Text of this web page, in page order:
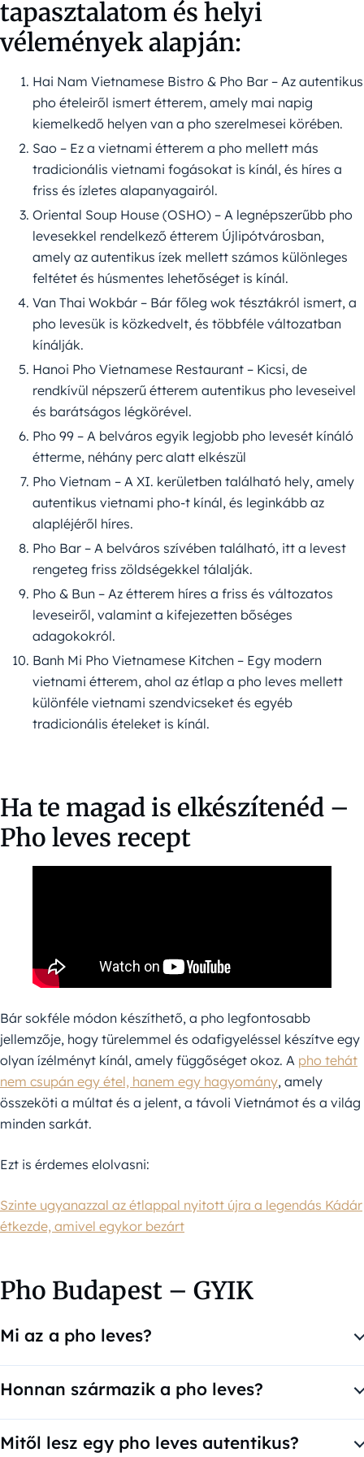
tapasztalatom és helyi
vélemények alapján:
Hai Nam Vietnamese Bistro & Pho Bar – Az autentikus
pho ételeiről ismert étterem, amely mai napig
kiemelkedő helyen van a pho szerelmesei körében.
Sao – Ez a vietnami étterem a pho mellett más
tradicionális vietnami fogásokat is kínál, és híres a
friss és ízletes alapanyagairól.
Oriental Soup House (OSHO) – A legnépszerűbb pho
levesekkel rendelkező étterem Újlipótvárosban,
amely az autentikus ízek mellett számos különleges
feltétet és húsmentes lehetőséget is kínál.
Van Thai Wokbár – Bár főleg wok tésztákról ismert, a
pho levesük is közkedvelt, és többféle változatban
kínálják.
Hanoi Pho Vietnamese Restaurant – Kicsi, de
rendkívül népszerű étterem autentikus pho leveseivel
és barátságos légkörével.
Pho 99 – A belváros egyik legjobb pho levesét kínáló
étterme, néhány perc alatt elkészül
Pho Vietnam – A XI. kerületben található hely, amely
autentikus vietnami pho-t kínál, és leginkább az
alapléjéről híres.
Pho Bar – A belváros szívében található, itt a levest
rengeteg friss zöldségekkel tálalják.
Pho & Bun – Az étterem híres a friss és változatos
leveseiről, valamint a kifejezetten bőséges
adagokokról.
Banh Mi Pho Vietnamese Kitchen – Egy modern
vietnami étterem, ahol az étlap a pho leves mellett
különféle vietnami szendvicseket és egyéb
tradicionális ételeket is kínál.
Ha te magad is elkészítenéd –
Pho leves recept
Bár sokféle módon készíthető, a pho legfontosabb
jellemzője, hogy türelemmel és odafigyeléssel készítve egy
olyan ízélményt kínál, amely függőséget okoz. A pho tehát
nem csupán egy étel, hanem egy hagyomány, amely
összeköti a múltat és a jelent, a távoli Vietnámot és a világ
minden sarkát.
Ezt is érdemes elolvasni:
Szinte ugyanazzal az étlappal nyitott újra a legendás Kádár
étkezde, amivel egykor bezárt
Pho Budapest – GYIK
Mi az a pho leves?
A pho egy vietnámi rizstésztás húsleves, illatos fűszerekkel,
marha- vagy csirkehússal, friss zöldfűszerekkel és lime-mal
Honnan származik a pho leves?
A pho leves eredete vitatott, de Észak-Vietnámból
eredeztetik, és a francia, kínai és vietnámi konyha hatásai
Mitől lesz egy pho leves autentikus?